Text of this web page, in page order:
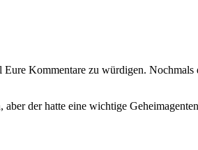
Kommentare zu würdigen.
der hatte eine wichtige